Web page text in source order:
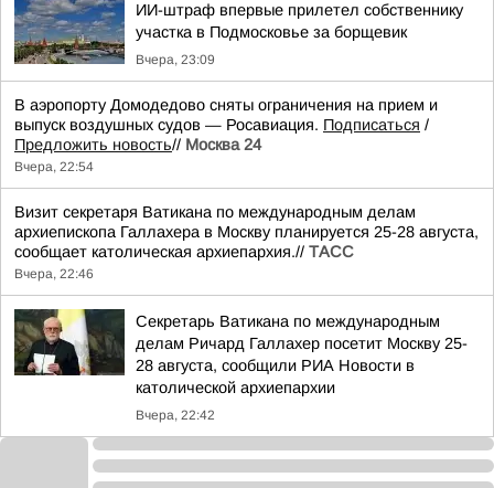
ИИ-штраф впервые прилетел собственнику
участка в Подмосковье за борщевик
Вчера, 23:09
В аэропорту Домодедово сняты ограничения на прием и
выпуск воздушных судов — Росавиация. Подписаться /
Предложить новость// Москва 24
Вчера, 22:54
Визит секретаря Ватикана по международным делам
архиепископа Галлахера в Москву планируется 25-28 августа,
сообщает католическая архиепархия.// ТАСС
Вчера, 22:46
Секретарь Ватикана по международным
делам Ричард Галлахер посетит Москву 25-
28 августа, сообщили РИА Новости в
католической архиепархии
Вчера, 22:42